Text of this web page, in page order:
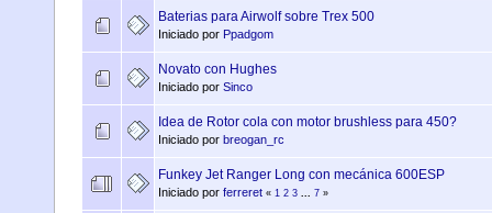
Baterias para Airwolf sobre Trex 500
Iniciado por Ppadgom
Novato con Hughes
Iniciado por Sinco
Idea de Rotor cola con motor brushless para 450?
Iniciado por breogan_rc
Funkey Jet Ranger Long con mecánica 600ESP
Iniciado por ferreret « 1 2 3 7 »